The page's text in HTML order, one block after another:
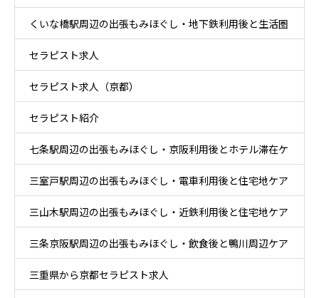
くいな橋駅周辺の出張もみほぐし・地下鉄利用後と生活圏
ケア
セラピスト求人
セラピスト求人（京都）
セラピスト紹介
七条駅周辺の出張もみほぐし・京阪利用後とホテル滞在ケ
ア
三室戸駅周辺の出張もみほぐし・電車利用後と住宅地ケア
三山木駅周辺の出張もみほぐし・近鉄利用後と住宅地ケア
三条京阪駅周辺の出張もみほぐし・飲食後と鴨川周辺ケア
三重県から京都セラピスト求人